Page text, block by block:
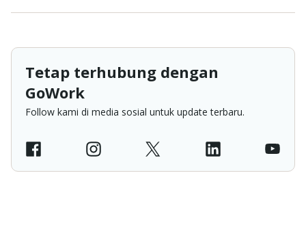
Tetap terhubung dengan
GoWork
Follow kami di media sosial untuk update terbaru.